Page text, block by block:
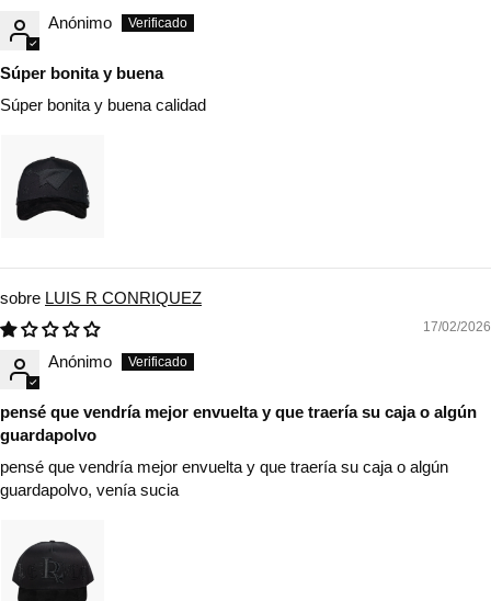
Anónimo
Súper bonita y buena
Súper bonita y buena calidad
LUIS R CONRIQUEZ
17/02/2026
Anónimo
pensé que vendría mejor envuelta y que traería su caja o algún
guardapolvo
pensé que vendría mejor envuelta y que traería su caja o algún
guardapolvo, venía sucia